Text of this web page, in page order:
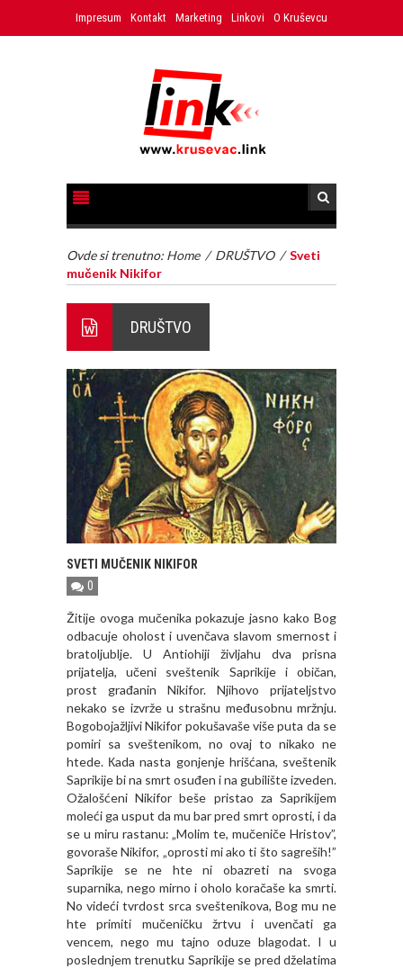
Impresum Kontakt Marketing Linkovi O Kruševcu
Ovde si trenutno: Home / DRUŠTVO /Sveti
mučenik Nikifor
DRUŠTVO
SVETI MUČENIK NIKIFOR
0
Žitije ovoga mučenika pokazuje jasno kako Bog
odbacuje oholost i uvenčava slavom smernost i
bratoljublje. U Antiohiji življahu dva prisna
prijatelja, učeni sveštenik Saprikije i običan,
prost građanin Nikifor. Njihovo prijateljstvo
nekako se izvrže u strašnu međusobnu mržnju.
Bogobojažljivi Nikifor pokušavaše više puta da se
pomiri sa sveštenikom, no ovaj to nikako ne
htede. Кada nasta gonjenje hrišćana, sveštenik
Saprikije bi na smrt osuđen i na gubilište izveden.
Ožalošćeni Nikifor beše pristao za Saprikijem
moleći ga usput da mu bar pred smrt oprosti, i da
se u miru rastanu: „Molim te, mučeniče Hristov”,
govoraše Nikifor, „oprosti mi ako ti što sagreših!”
Saprikije se ne hte ni obazreti na svoga
suparnika, nego mirno i oholo koračaše ka smrti.
No videći tvrdost srca sveštenikova, Bog mu ne
hte primiti mučeničku žrtvu i uvenčati ga
vencem, nego mu tajno oduze blagodat. I u
poslednjem trenutku Saprikije se pred dželatima